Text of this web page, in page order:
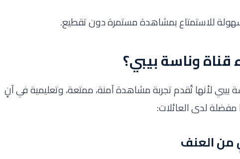
للاستمتاع بمشاهدة مستمرة دون تقطيع.
قناة وناسة بيبي؟
بيبي لأنها تُقدم تجربة مشاهدة آمنة، ممتعة، وتعليمية في آنٍ
مفضلة لدى العائلات:
من العنف